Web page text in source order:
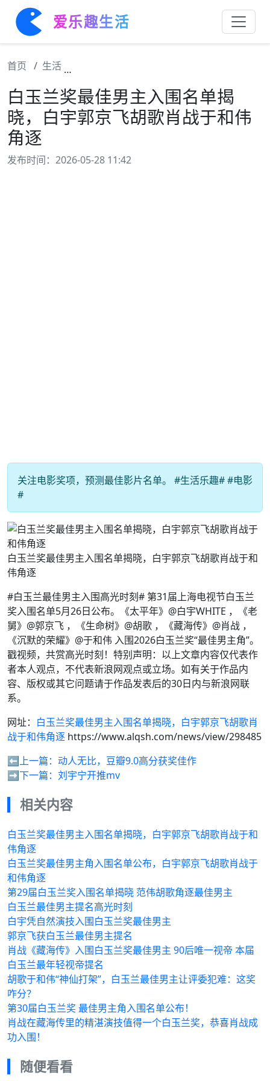
爱乐趣生活
首页 生活
白玉兰奖最佳男主入围名单揭
晓，白宇郭京飞胡歌肖战于和伟
角逐
发布时间：2026-05-28 11:42
关注电影奖项，预测最佳影片名单。 #生活乐趣# #电影
#
白玉兰奖最佳男主入围名单揭晓，白宇郭京飞胡歌肖战于和
伟角逐
#白玉兰最佳男主入围高光时刻# 第31届上海电视节白玉兰
奖入围名单5月26日公布。《太平年》@白宇WHITE ，《老
舅》@郭京飞 ，《生命树》@胡歌 ，《藏海传》@肖战 ，
《沉默的荣耀》@于和伟 入围2026白玉兰奖“最佳男主角”。
戳视频，共赏高光时刻！特别声明：以上文章内容仅代表作
者本人观点，不代表新浪网观点或立场。如有关于作品内
容、版权或其它问题请于作品发表后的30日内与新浪网联
系。
网址： 白玉兰奖最佳男主入围名单揭晓，白宇郭京飞胡歌肖
战于和伟角逐 https://www.alqsh.com/news/view/298485
⬅️上一篇： 动人无比，豆瓣9.0高分获奖佳作
➡️下一篇： 刘宇宁开推mv
相关内容
白玉兰奖最佳男主入围名单揭晓，白宇郭京飞胡歌肖战于和
伟角逐
白玉兰奖最佳男主角入围名单公布，白宇郭京飞胡歌肖战于
和伟角逐
第29届白玉兰奖入围名单揭晓 范伟胡歌角逐最佳男主
白玉兰最佳男主提名高光时刻
白宇凭自然演技入围白玉兰奖最佳男主
郭京飞获白玉兰最佳男主提名
肖战《藏海传》入围白玉兰奖最佳男主 90后唯一视帝 本届
白玉兰最年轻视帝提名
胡歌于和伟“神仙打架”，白玉兰最佳男主让评委犯难：这奖
咋分？
第30届白玉兰奖 最佳男主角入围名单公布！
肖战在藏海传里的精湛演技值得一个白玉兰奖，恭喜肖战成
功入围！
随便看看